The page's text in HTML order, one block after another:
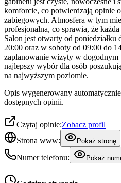
komforcie, co potwierdzają opinie
zabiegowych. Atmosfera w tym
profesjonalna, co sprawia, że
Salon jest otwarty od
20:00 oraz w soboty od 09:00 do
zaplanowanie wizyty w dogodnym
najlepszy wybór dla osób
na najwyższym poziomie.
Opis wygenerowany
dostępnych opinii.
Czytaj opinie:Zobacz profil
Strona www:
Pokaż stronę
Numer telefonu: Pokaż